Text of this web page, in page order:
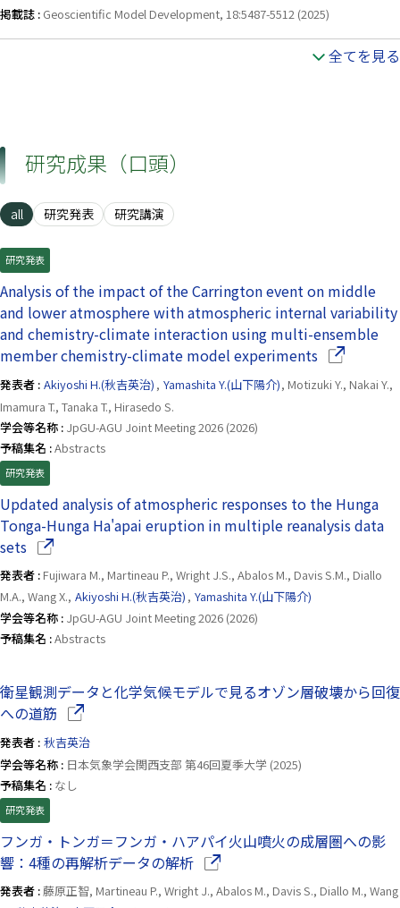
掲載誌 : Geoscientific Model Development, 18:5487-5512 (2025)
全てを見る
研究成果（口頭）
all 研究発表 研究講演
研究発表
Analysis of the impact of the Carrington event on middle
and lower atmosphere with atmospheric internal variability
and chemistry-climate interaction using multi-ensemble
member chemistry-climate model experiments（別ウイン
発表者 : Akiyoshi H.(秋吉英治) , Yamashita Y.(山下陽介), Motizuki Y., Nakai Y.,
Imamura T., Tanaka T., Hirasedo S.
学会等名称 : JpGU-AGU Joint Meeting 2026 (2026)
予稿集名 :Abstracts
研究発表
Updated analysis of atmospheric responses to the Hunga
Tonga-Hunga Ha'apai eruption in multiple reanalysis data
sets（別ウインドウで開きます）
発表者 : Fujiwara M., Martineau P., Wright J.S., Abalos M., Davis S.M., Diallo
M.A., Wang X., Akiyoshi H.(秋吉英治) , Yamashita Y.(山下陽介)
学会等名称 : JpGU-AGU Joint Meeting 2026 (2026)
予稿集名 :Abstracts
衛星観測データと化学気候モデルで見るオゾン層破壊から回復
への道筋 （別ウインドウで開きます）
発表者 : 秋吉英治
学会等名称 : 日本気象学会関西支部 第46回夏季大学 (2025)
予稿集名 : なし
研究発表
フンガ・トンガ＝フンガ・ハアパイ火山噴火の成層圏への影
響：4種の再解析データの解析（別ウインドウで開きます）
発表者 :藤原正智, Martineau P., Wright J., Abalos M., Davis S., Diallo M., Wang